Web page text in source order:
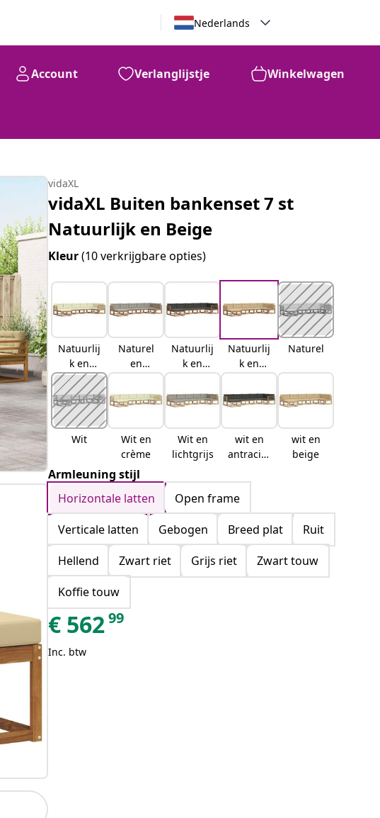
Nederlands
Account Verlanglijstje Winkelwagen
vidaXL
vidaXL Buiten bankenset 7 st
Natuurlijk en Beige
Kleur(10 verkrijgbare opties)
Natuurlij
k en
crème
Naturel
en
lichtgrijs
Natuurlij
k en
antraciet
Natuurlij
k en
beige
Naturel
Wit
Wit en
crème
Wit en
lichtgrijs
wit en
antraciet
wit en
beige
Armleuning stijl
Horizontale latten
Open frame
Verticale latten
Gebogen Breed plat
Ruit
Hellend
Zwart riet Grijs riet
Zwart touw
Koffie touw
€ 56299
Inc. btw